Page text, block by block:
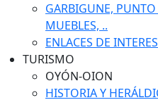
GARBIGUNE,
MUEBLES, ..
ENLACES DE INTERES
TURISMO
OYÓN-OION
HISTORIA Y